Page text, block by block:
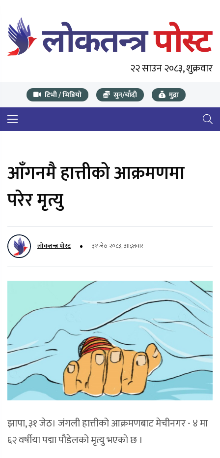
२२ साउन २०८३, शुक्रवार
टिभी / भिडियो सुन/चाँदी मुद्रा
आँगनमै हात्तीको आक्रमणमा
परेर मृत्यु
लोकतन्त्र पोस्ट ३१ जेठ २०८३, आइतवार
झापा, ३१ जेठ। जंगली हात्तीको आक्रमणबाट मेचीनगर - ४ मा
६२ वर्षीया पद्मा पौडेलको मृत्यु भएको छ ।